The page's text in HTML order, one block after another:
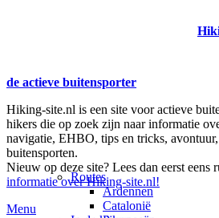
de actieve buitensporter
Hiking-site.nl is een site voor actieve
hikers die op zoek zijn naar informatie
navigatie, EHBO, tips en tricks,
buitensporten.
Nieuw op deze site? Lees dan eerst eens
informatie over Hiking-site.nl!
Menu
Routes
Ardennen
Catalonië